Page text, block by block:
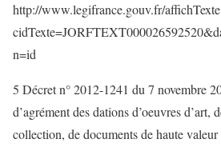
http://www.legifrance.gouv.fr/
n=id
5 Décret n° 2012-1241 du 7 novembre
d’agrément des dations d’oeuvres d’art,
collection, de documents de haute